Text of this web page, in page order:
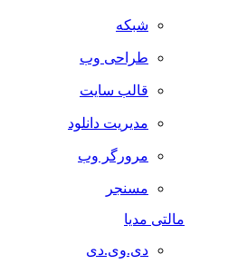
شبکه
طراحی وب
قالب سایت
مدیریت دانلود
مرورگر وب
مسنجر
مالتی مدیا
دی.وی.دی